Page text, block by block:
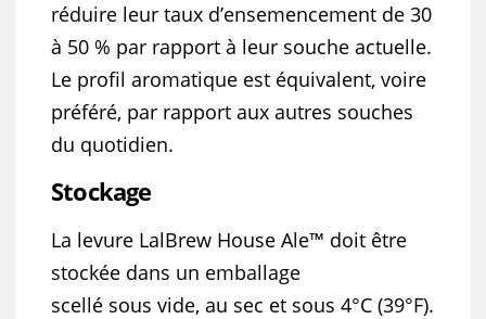
réduire leur taux d’ensemencement de 30
à 50 % par rapport à leur souche actuelle.
Le profil aromatique est équivalent, voire
préféré, par rapport aux autres souches
du quotidien.
Stockage
La levure LalBrew House Ale™ doit être
stockée dans un emballage
scellé sous vide, au sec et sous 4°C (39°F).